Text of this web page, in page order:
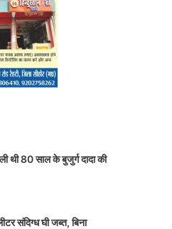
थी 80 साल के बुजुर्ग दादा की
संदिग्ध घी जब्त, बिना